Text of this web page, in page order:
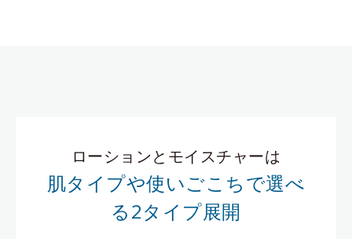
ローションとモイスチャーは
肌タイプや使いごこちで選べ
る2タイプ展開